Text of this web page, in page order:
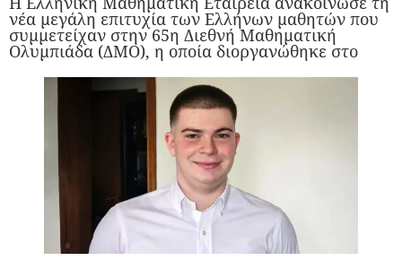
νέα μεγάλη επιτυχία των Ελλήνων μαθητών που
συμμετείχαν στην 65η Διεθνή Μαθηματική
Ολυμπιάδα (ΔΜΟ), η οποία διοργανώθηκε στο